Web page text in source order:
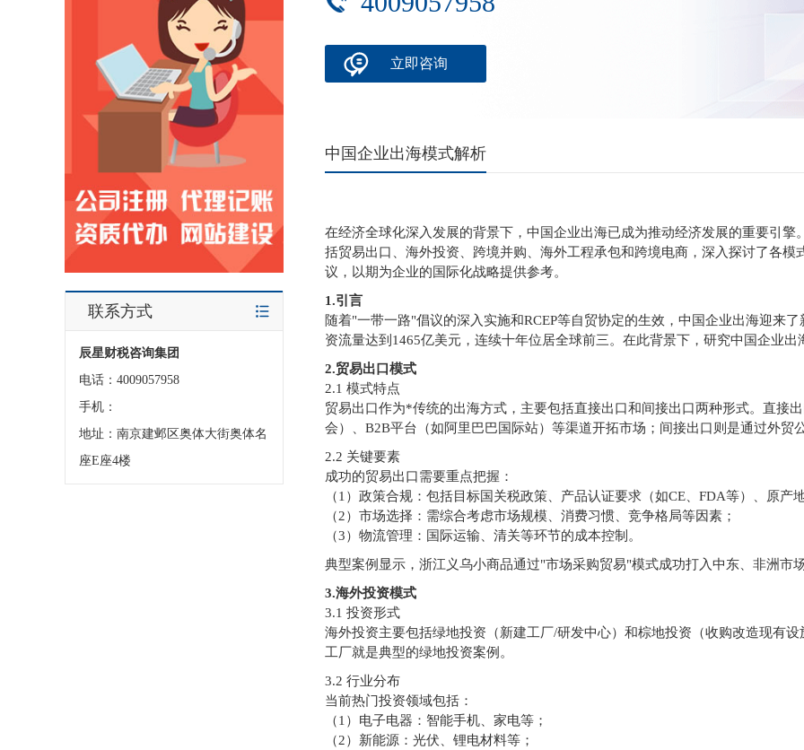
联系方式
辰星财税咨询集团
电话：4009057958
手机：
地址：南京建邺区奥体大街奥体名
座E座4楼
立即咨询
中国企业出海模式解析
在经济全球化深入发展的背景下，中国企业出海已成为推动经济发展的重要引
括贸易出口、海外投资、跨境并购、海外工程承包和跨境电商，深入探讨了各
议，以期为企业的国际化战略提供参考。
1.引言
随着"一带一路"倡议的深入实施和RCEP等自贸协定的生效，中国企业出海迎来
资流量达到1465亿美元，连续十年位居全球前三。在此背景下，研究中国企业出
2.贸易出口模式
2.1 模式特点
贸易出口作为*传统的出海方式，主要包括直接出口和间接出口两种形式。直接
会）、B2B平台（如阿里巴巴国际站）等渠道开拓市场；间接出口则是通过外贸
2.2 关键要素
成功的贸易出口需要重点把握：
（1）政策合规：包括目标国关税政策、产品认证要求（如CE、FDA等）、原产
（2）市场选择：需综合考虑市场规模、消费习惯、竞争格局等因素；
（3）物流管理：国际运输、清关等环节的成本控制。
典型案例显示，浙江义乌小商品通过"市场采购贸易"模式成功打入中东、非洲市
3.海外投资模式
3.1 投资形式
海外投资主要包括绿地投资（新建工厂/研发中心）和棕地投资（收购改造现有
工厂就是典型的绿地投资案例。
3.2 行业分布
当前热门投资领域包括：
（1）电子电器：智能手机、家电等；
（2）新能源：光伏、锂电材料等；